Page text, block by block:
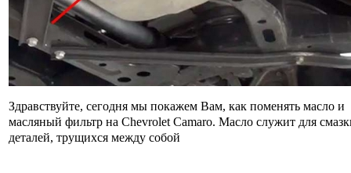
Здравствуйте, сегодня мы покажем Вам, как поменять масло и
масляный фильтр на Chevrolet Camaro. Масло служит для
деталей, трущихся между собой